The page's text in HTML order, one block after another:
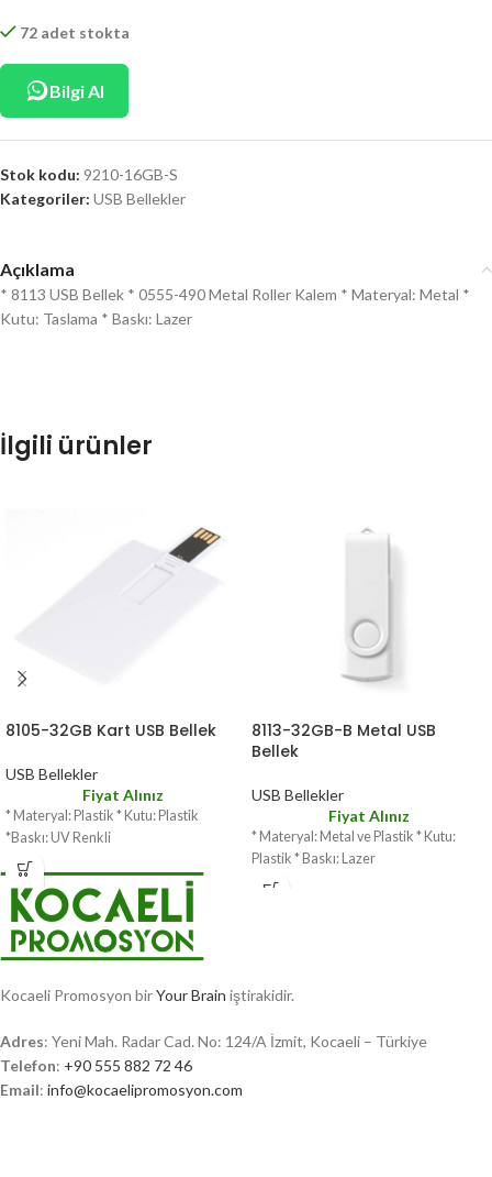
72 adet stokta
Bilgi Al
Stok kodu: 9210-16GB-S
Kategoriler: USB Bellekler
Açıklama
* 8113 USB Bellek * 0555-490 Metal Roller Kalem * Materyal: Metal *
Kutu: Taslama * Baskı: Lazer
İlgili ürünler
8105-32GB Kart USB Bellek
USB Bellekler
Fiyat Alınız
* Materyal: Plastik * Kutu: Plastik
*Baskı: UV Renkli
8113-32GB-B Metal USB
Bellek
USB Bellekler
Fiyat Alınız
* Materyal: Metal ve Plastik * Kutu:
Plastik * Baskı: Lazer
Kocaeli Promosyon birYour Brain iştirakidir.
Adres: Yeni Mah. Radar Cad. No: 124/A İzmit, Kocaeli – Türkiye
Telefon: +90 555 882 72 46
Email: info@kocaelipromosyon.com